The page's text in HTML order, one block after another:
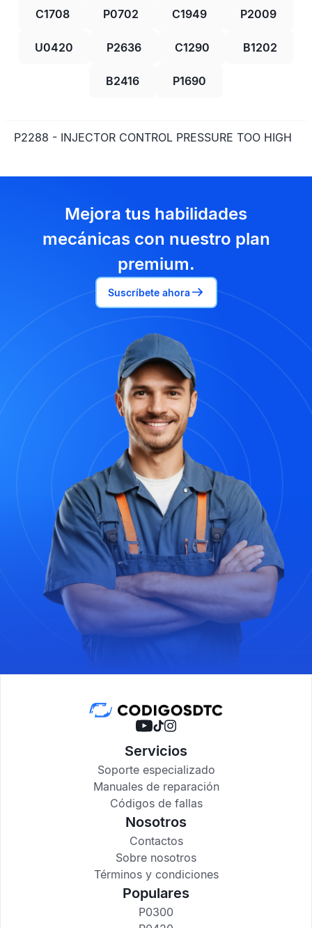
C1708 P0702 C1949 P2009
U0420 P2636 C1290 B1202
B2416 P1690
P2288 - INJECTOR CONTROL PRESSURE TOO HIGH
Mejora tus habilidades
mecánicas con nuestro plan
premium.
Suscríbete ahora
Servicios
Soporte especializado
Manuales de reparación
Códigos de fallas
Nosotros
Contactos
Sobre nosotros
Términos y condiciones
Populares
P0300